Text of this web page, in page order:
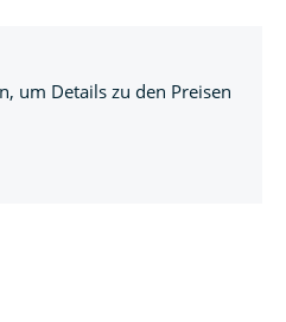
um Details zu den Preisen